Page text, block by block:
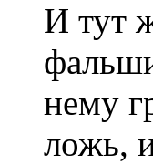
И тут
нему
ложь,